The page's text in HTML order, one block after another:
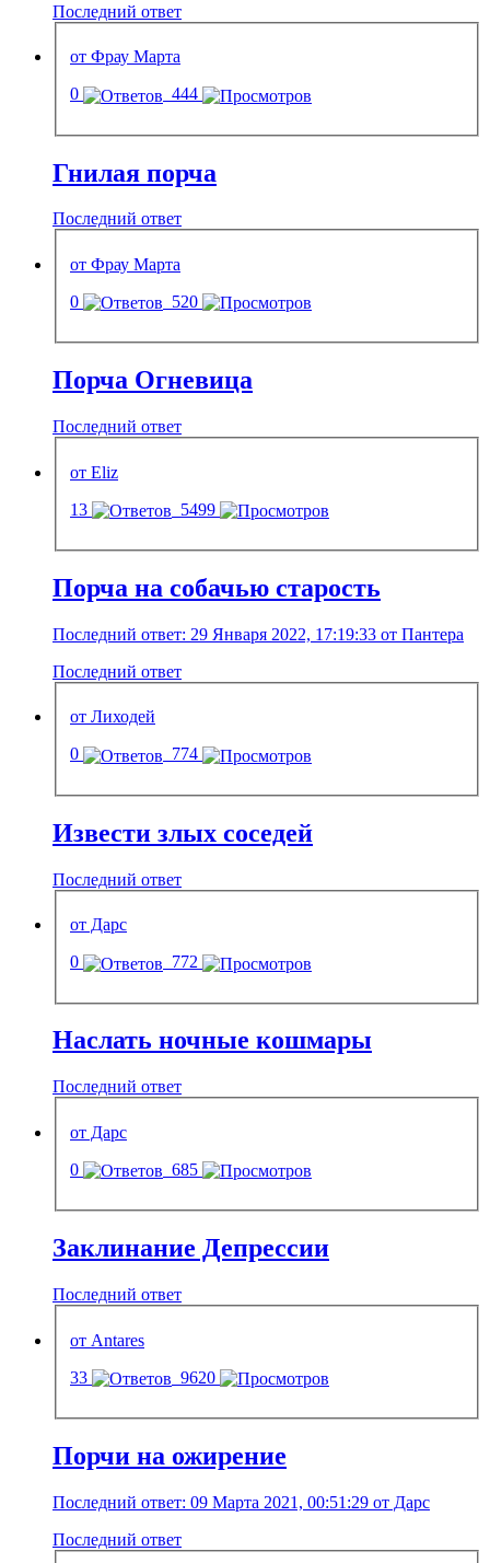
Последний ответ
от Фрау Марта
0
444
Гнилая порча
Последний ответ
от Фрау Марта
0
520
Порча Огневица
Последний ответ
от Eliz
13
5499
Порча на собачью старость
Последний ответ: 29 Января 2022, 17:19:33 от Пантера
Последний ответ
от Лиходей
0
774
Извести злых соседей
Последний ответ
от Дарс
0
772
Наслать ночные кошмары
Последний ответ
от Дарс
0
685
Заклинание Депрессии
Последний ответ
от Antares
33
9620
Порчи на ожирение
Последний ответ: 09 Марта 2021, 00:51:29 от Дарс
Последний ответ